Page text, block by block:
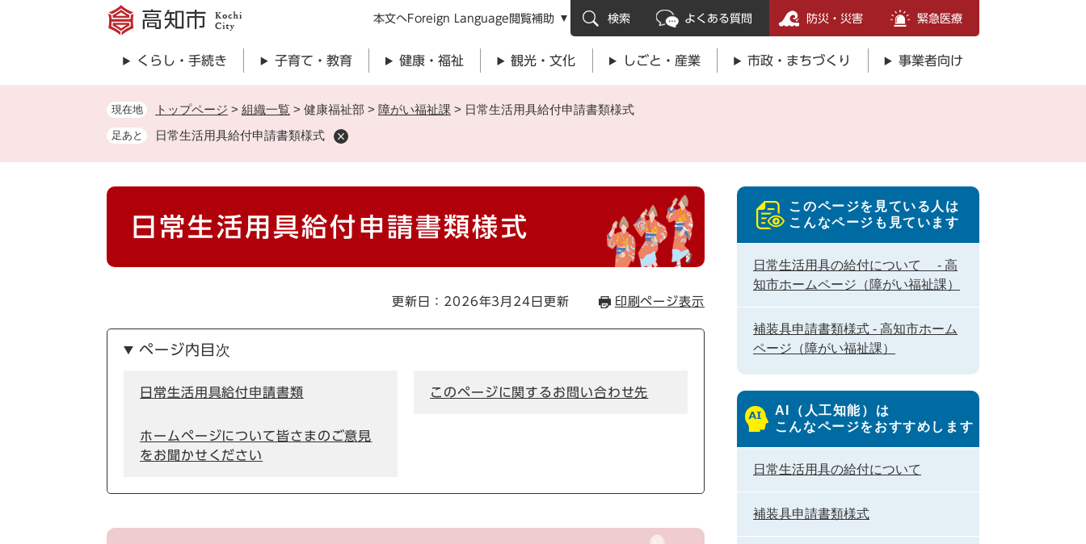
先
。
メニューを飛ばして本文へ
本文へForeign Language 閲覧補助 検索 よくある質問 防災・災害 緊急医療
くらし・手続き 子育て・教育 健康・福祉 観光・文化 しごと・産業 市政・まちづくり 事業者向け
現在地 トップページ > 組織一覧 > 健康福祉部 > 障がい福祉課 > 日常生活用具給付申請書類様式
足あと 日常生活用具給付申請書類様式
本
日常生活用具給付申請書類様式
更新日：2026年3月24日更新 印刷ページ表示
ページ内目次
日常生活用具給付申請書類 このページに関するお問い合わせ先
ホームページについて皆さまのご意見
をお聞かせください
このページを見ている人は
こんなページも見ています
日常生活用具の給付について - 高
知市ホームページ（障がい福祉課）
補装具申請書類様式 - 高知市ホーム
ページ（障がい福祉課）
AI（人工知能）は
こんなページをおすすめします
日常生活用具の給付について
補装具申請書類様式